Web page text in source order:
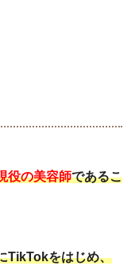
役の美容師であるこ
TikTokをはじめ、